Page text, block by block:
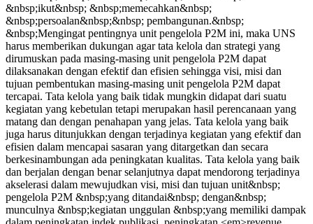
&nbsp;ikut&nbsp; &nbsp;memecahkan&nbsp;
&nbsp;persoalan&nbsp;&nbsp; pembangunan.&nbsp;
&nbsp;Mengingat pentingnya unit pengelola P2M ini, maka UNS
harus memberikan dukungan agar tata kelola dan strategi yang
dirumuskan pada masing-masing unit pengelola P2M dapat
dilaksanakan dengan efektif dan efisien sehingga visi, misi dan
tujuan pembentukan masing-masing unit pengelola P2M dapat
tercapai. Tata kelola yang baik tidak mungkin didapat dari suatu
kegiatan yang kebetulan tetapi merupakan hasil perencanaan yang
matang dan dengan penahapan yang jelas. Tata kelola yang baik
juga harus ditunjukkan dengan terjadinya kegiatan yang efektif dan
efisien dalam mencapai sasaran yang ditargetkan dan secara
berkesinambungan ada peningkatan kualitas. Tata kelola yang baik
dan berjalan dengan benar selanjutnya dapat mendorong terjadinya
akselerasi dalam mewujudkan visi, misi dan tujuan unit&nbsp;
pengelola P2M &nbsp;yang ditandai&nbsp; dengan&nbsp;
munculnya &nbsp;kegiatan unggulan &nbsp;yang memiliki dampak